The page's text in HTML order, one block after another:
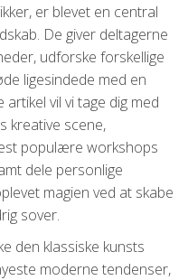
er blevet en central
De giver deltagerne
udforske forskellige
ligesindede med en
vil vi tage dig med
kreative scene,
populære workshops
dele personlige
magien ved at skabe
sover.
den klassiske kunsts
moderne tendenser,